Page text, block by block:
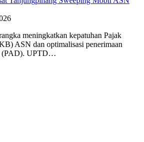
meningkatkan kepatuhan Pajak
ASN dan optimalisasi penerimaan
(PAD). UPTD…